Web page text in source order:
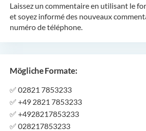
Laissez un commentaire en utilisant le
et soyez informé des nouveaux
numéro de téléphone.
Mögliche Formate:
✅ 02821 7853233
✅ +49 2821 7853233
✅ +4928217853233
✅ 028217853233